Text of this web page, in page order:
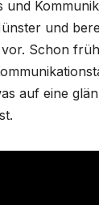
und
und
Schon
auf eine